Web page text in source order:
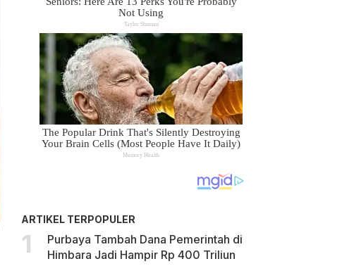
ARTIKEL TERPOPULER
Purbaya Tambah Dana Pemerintah di
Himbara Jadi Hampir Rp 400 Triliun